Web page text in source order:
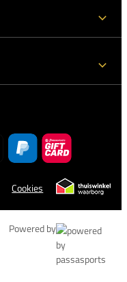
Cookies
Powered by